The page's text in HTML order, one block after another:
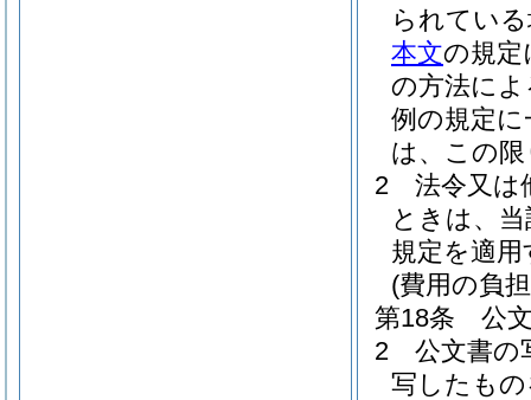
られてい
本文の規定
の方法に
例の規定
は、この
2
法令又は
ときは、
規定を適用
(費用の負
第18条
公
2
公文書の
写したも